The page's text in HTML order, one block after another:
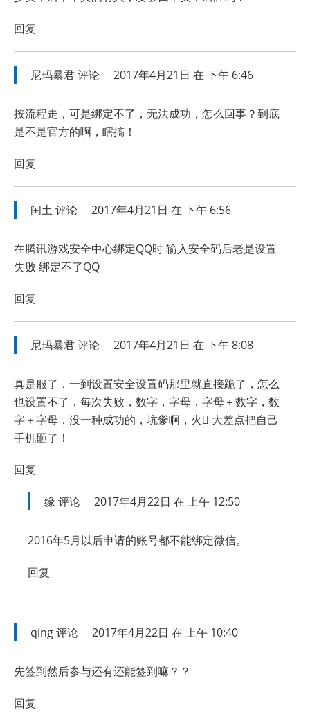
回复
尼玛暴君评论 2017年4月21日 在 下午 6:46
按流程走，可是绑定不了，无法成功，怎么回事？到底
是不是官方的啊，瞎搞！
回复
闰土 评论 2017年4月21日 在 下午 6:56
在腾讯游戏安全中心绑定QQ时 输入安全码后老是设置
失败 绑定不了QQ
回复
尼玛暴君评论 2017年4月21日 在 下午 8:08
真是服了，一到设置安全设置码那里就直接跪了，怎么
也设置不了，每次失败，数字，字母，字母＋数字，数
字＋字母，没一种成功的，坑爹啊，火 大差点把自己
手机砸了！
回复
缘评论 2017年4月22日 在 上午 12:50
2016年5月以后申请的账号都不能绑定微信。
回复
qing评论 2017年4月22日 在 上午 10:40
先签到然后参与还有还能签到嘛？？
回复